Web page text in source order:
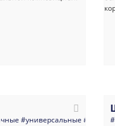
#универсальные